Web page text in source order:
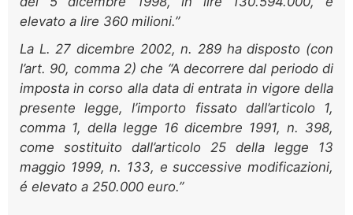
elevato a lire 360 milioni.”
La L. 27 dicembre 2002, n. 289 ha disposto (con
l’art. 90, comma 2) che “A decorrere dal periodo di
imposta in corso alla data di entrata in vigore della
presente legge, l’importo fissato dall’articolo 1,
comma 1, della legge 16 dicembre 1991, n. 398,
come sostituito dall’articolo 25 della legge 13
maggio 1999, n. 133, e successive modificazioni,
é elevato a 250.000 euro.”